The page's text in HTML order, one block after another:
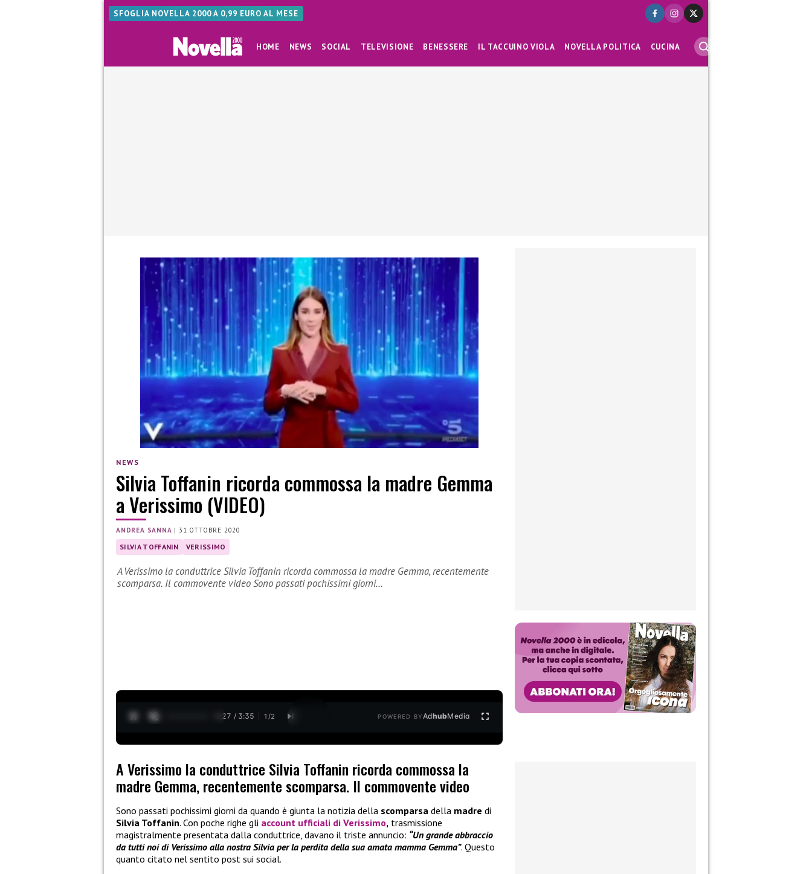
SFOGLIA NOVELLA 2000 A 0,99 EURO AL MESE
HOME NEWS SOCIAL TELEVISIONE BENESSERE IL TACCUINO VIOLA NOVELLA POLITICA CUCINA
NEWS
Silvia Toffanin ricorda commossa la madre Gemma
a Verissimo (VIDEO)
ANDREA SANNA |31 OTTOBRE 2020
SILVIA TOFFANIN VERISSIMO
A Verissimo la conduttrice Silvia Toffanin ricorda commossa la madre Gemma, recentemente
scomparsa. Il commovente video Sono passati pochissimi giorni…
0:28 / 3:35 1 /2 POWERED BYAdhubMedia
A Verissimo la conduttrice Silvia Toffanin ricorda commossa la
madre Gemma, recentemente scomparsa. Il commovente video
Sono passati pochissimi giorni da quando è giunta la notizia della scomparsa della madre di
Silvia Toffanin. Con poche righe gli account ufficiali di Verissimo, trasmissione
magistralmente presentata dalla conduttrice, davano il triste annuncio: “Un grande abbraccio
da tutti noi di Verissimo alla nostra Silvia per la perdita della sua amata mamma Gemma”. Questo
quanto citato nel sentito post sui social.